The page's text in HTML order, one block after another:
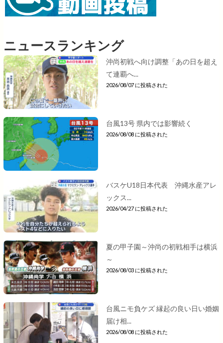
ニュースランキング
沖尚初戦へ向け調整「あの日を超え
て連覇へ...
2026/08/07 に投稿された
台風13号 県内では影響続く
2026/08/08 に投稿された
バスケU18日本代表 沖縄水産アレ
ックス...
2026/04/27 に投稿された
夏の甲子園～沖尚の初戦相手は横浜
～
2026/08/03 に投稿された
台風ニモ負ケズ 縁起の良い日い婚姻
届け相...
2026/08/08 に投稿された